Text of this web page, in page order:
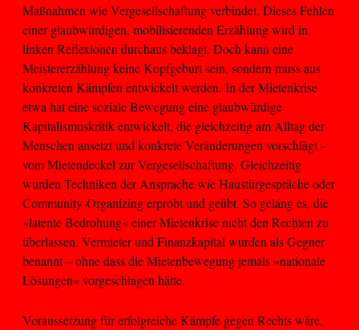
Maßnahmen wie Vergesellschaftung verbindet. Dieses Fehlen
einer glaubwürdigen, mobilisierenden Erzählung wird in
linken Reflexionen durchaus beklagt. Doch kann eine
Meistererzählung keine Kopfgeburt sein, sondern muss aus
konkreten Kämpfen entwickelt werden. In der Mietenkrise
etwa hat eine soziale Bewegung eine glaubwürdige
Kapitalismuskritik entwickelt, die gleichzeitig am Alltag der
Menschen ansetzt und konkrete Veränderungen vorschlägt –
vom Mietendeckel zur Vergesellschaftung. Gleichzeitig
wurden Techniken der Ansprache wie Haustürgespräche oder
Community-Organizing erprobt und geübt. So gelang es, die
»latente Bedrohung« einer Mietenkrise nicht den Rechten zu
überlassen. Vermieter und Finanzkapital wurden als Gegner
benannt – ohne dass die Mietenbewegung jemals »nationale
Lösungen« vorgeschlagen hätte.
Voraussetzung für erfolgreiche Kämpfe gegen Rechts wäre,